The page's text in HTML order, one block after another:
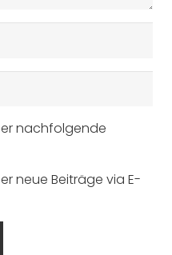
nachfolgende
neue Beiträge via E-